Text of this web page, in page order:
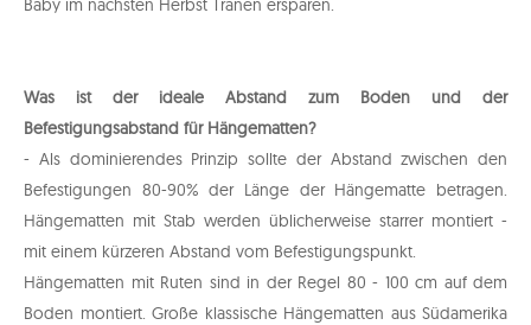
Baby im nächsten Herbst Tränen ersparen.
Was ist der ideale Abstand zum Boden und der
Befestigungsabstand für Hängematten?
- Als dominierendes Prinzip sollte der Abstand zwischen den
Befestigungen 80-90% der Länge der Hängematte betragen.
Hängematten mit Stab werden üblicherweise starrer montiert -
mit einem kürzeren Abstand vom Befestigungspunkt.
Hängematten mit Ruten sind in der Regel 80 - 100 cm auf dem
Boden montiert. Große klassische Hängematten aus Südamerika